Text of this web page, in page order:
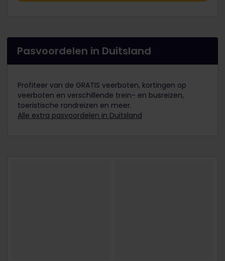
Pasvoordelen in Duitsland
Profiteer van de GRATIS veerboten, kortingen op
veerboten en verschillende trein- en busreizen,
toeristische rondreizen en meer.
Alle extra pasvoordelen in Duitsland